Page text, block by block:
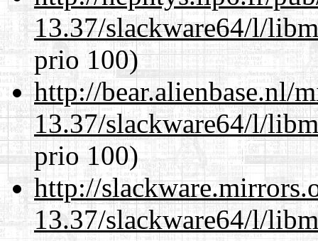
13.37/slackware64/l/
prio 100)
http://bear.alienbase.nl/
13.37/slackware64/l/
prio 100)
http://
13.37/slackware64/l/